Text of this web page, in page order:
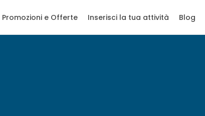
Promozioni e Offerte Inserisci la tua attività Blog